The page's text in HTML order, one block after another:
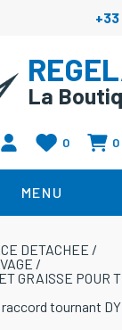
La
0 0
MENU
DETACHEE /
/
GRAISSE POUR
tournant